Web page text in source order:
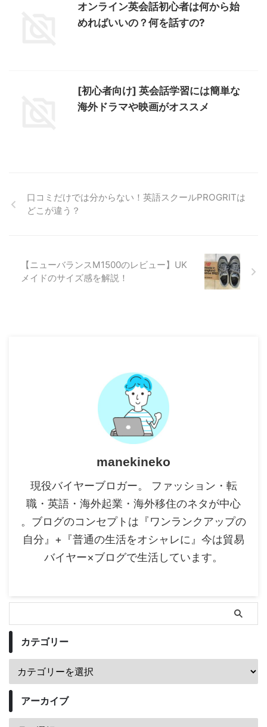
オンライン英会話初心者は何から始
めればいいの？何を話すの?
[初心者向け] 英会話学習には簡単な
海外ドラマや映画がオススメ
口コミだけでは分からない！英語スクールPROGRITは
どこが違う？
【ニューバランスM1500のレビュー】UK
メイドのサイズ感を解説！
manekineko
現役バイヤーブロガー。 ファッション・転
職・英語・海外起業・海外移住のネタが中心
。ブログのコンセプトは『ワンランクアップの
自分』+『普通の生活をオシャレに』今は貿易
バイヤー×ブログで生活しています。
カテゴリー
アーカイブ